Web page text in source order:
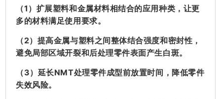
（1）扩展塑料和金属材料相结合的应用种类，让更
多的材料满足使用要求。
（2）提高金属与塑料之间整体结合强度和密封性，
避免局部区域开裂和后处理零件表面产生白斑。
（3）延长NMT处理零件成型前放置时间，降低零件
失效风险。